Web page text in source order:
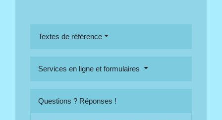
Textes de référence
Services en ligne et formulaires
Questions ? Réponses !